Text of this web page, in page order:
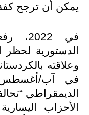
يمكن أن ترجح كفة
في
الدستورية
وعلاقته
في آب/
الديمقراطي
الأحزاب